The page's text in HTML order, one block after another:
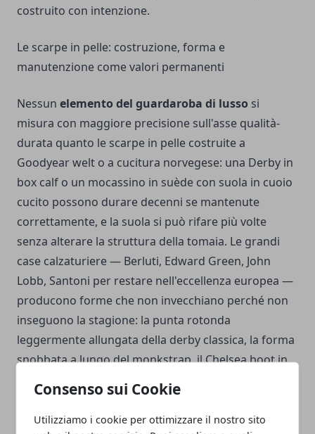
Consenso sui Cookie
Utilizziamo i cookie per ottimizzare il nostro sito
costruito con intenzione.
Le scarpe in pelle: costruzione, forma e
manutenzione come valori permanenti
Nessun elemento del guardaroba di lusso si
misura con maggiore precisione sull'asse qualità-
durata quanto le scarpe in pelle costruite a
Goodyear welt o a cucitura norvegese: una Derby in
box calf o un mocassino in suède con suola in cuoio
cucito possono durare decenni se mantenute
correttamente, e la suola si può rifare più volte
senza alterare la struttura della tomaia. Le grandi
case calzaturiere — Berluti, Edward Green, John
Lobb, Santoni per restare nell'eccellenza europea —
producono forme che non invecchiano perché non
inseguono la stagione: la punta rotonda
leggermente allungata della derby classica, la forma
snobbata a lungo del monkstrap, il Chelsea boot in
verificato.